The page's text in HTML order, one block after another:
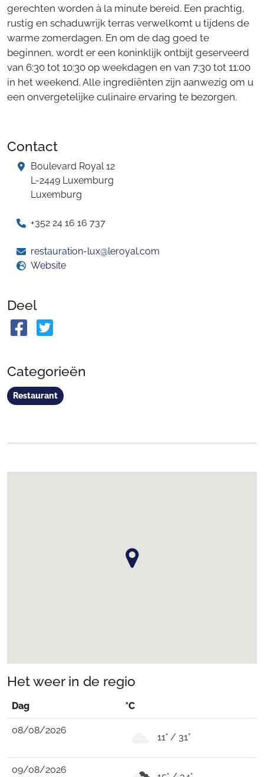
gerechten worden à la minute bereid. Een prachtig,
rustig en schaduwrijk terras verwelkomt u tijdens de
warme zomerdagen. En om de dag goed te
beginnen, wordt er een koninklijk ontbijt geserveerd
van 6:30 tot 10:30 op weekdagen en van 7:30 tot 11:00
in het weekend. Alle ingrediënten zijn aanwezig om u
een onvergetelijke culinaire ervaring te bezorgen.
Contact
Boulevard Royal 12
L-2449 Luxemburg
Luxemburg
+352 24 16 16 737
restauration-lux@leroyal.com
Website
Deel
Categorieën
Restaurant
Het weer in de regio
Dag °C
08/08/2026
11° / 31°
09/08/2026